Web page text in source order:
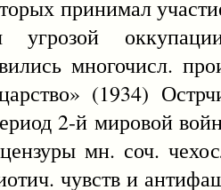
принимал
угрозой
многочисл.
(1934)
2-й мировой
мн. соч.
чувств и